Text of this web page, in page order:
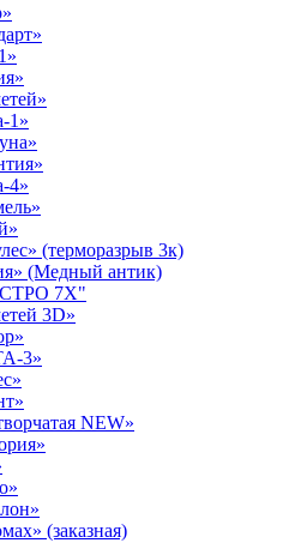
1»
4»
(терморазрыв 3к)
(Медный антик)
7Х"
3D»
3»
NEW»
(заказная)